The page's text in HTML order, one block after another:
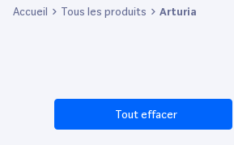
Accueil Tous les produits Arturia
Tout effacer